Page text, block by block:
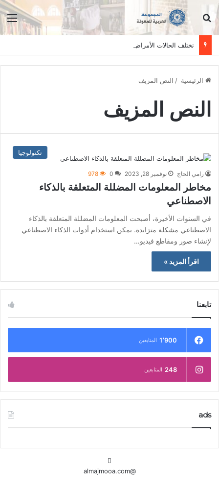
ابحث عن
الرئيسية / النص المزيف
النص المزيف
تكنولوجيا
رامي الحاج نوفمبر 28, 2023 0
978
مخاطر المعلومات المضللة المتعلقة بالذكاء
الاصطناعي
في السنوات الأخيرة، أصبحت المعلومات المضللة المتعلقة بالذكاء
الاصطناعي مشكلة متزايدة. يمكن استخدام أدوات الذكاء الاصطناعي
لإنشاء صور ومقاطع فيديو…
اقرأ المزيد »
تابعنا
1٬900 المتابعين
248 المتابعين
ads
@almajmooa.com